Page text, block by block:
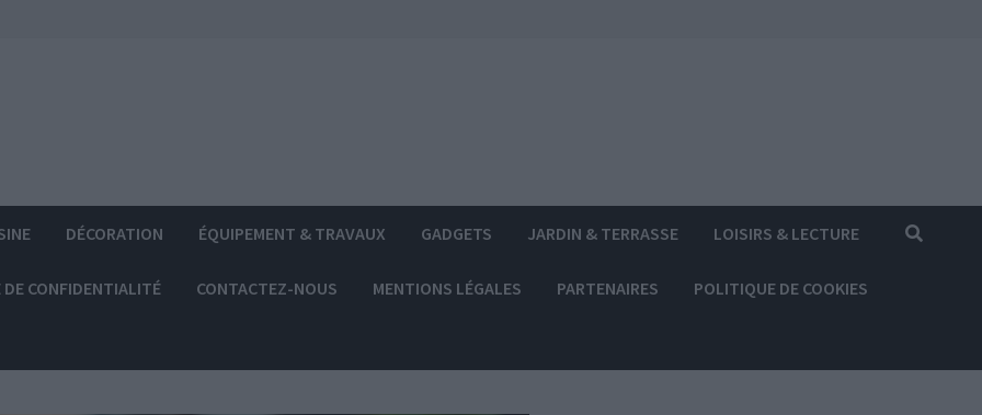
DÉCORATION ÉQUIPEMENT & TRAVAUX GADGETS JARDIN & TERRASSE LOISIRS & LECTURE
CONFIDENTIALITÉ CONTACTEZ-NOUS MENTIONS LÉGALES PARTENAIRES POLITIQUE DE COOKIES